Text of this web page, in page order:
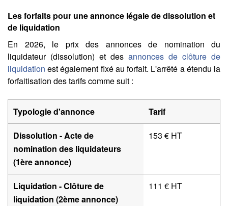
Les forfaits pour une annonce légale de dissolution et
de liquidation
En 2026, le prix des annonces de nomination du
liquidateur (dissolution) et des annonces de clôture de
liquidation est également fixé au forfait. L'arrêté a étendu la
forfaitisation des tarifs comme suit :
Typologie d'annonce Tarif
Dissolution - Acte de
nomination des liquidateurs
(1ère annonce)
153 € HT
Liquidation - Clôture de
liquidation (2ème annonce)
111 € HT